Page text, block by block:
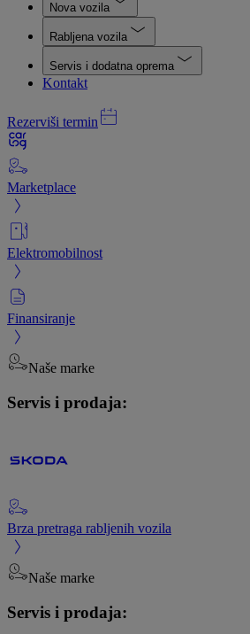
Nova vozila
Rabljena vozila
Servis i dodatna oprema
Kontakt
Rezerviši termin
Marketplace
Elektromobilnost
Finansiranje
Naše marke
Servis i prodaja:
Brza pretraga rabljenih vozila
Naše marke
Servis i prodaja: